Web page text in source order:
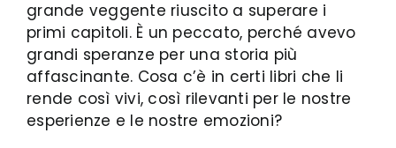
grande veggente riuscito a superare i
primi capitoli. È un peccato, perché avevo
grandi speranze per una storia più
affascinante. Cosa c’è in certi libri che li
rende così vivi, così rilevanti per le nostre
esperienze e le nostre emozioni?